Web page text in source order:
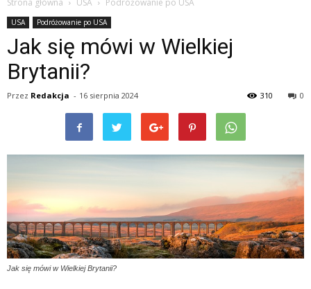
Strona główna USA Podróżowanie po USA
USA Podróżowanie po USA
Jak się mówi w Wielkiej
Brytanii?
Przez Redakcja - 16 sierpnia 2024 0
310
Jak się mówi w Wielkiej Brytanii?